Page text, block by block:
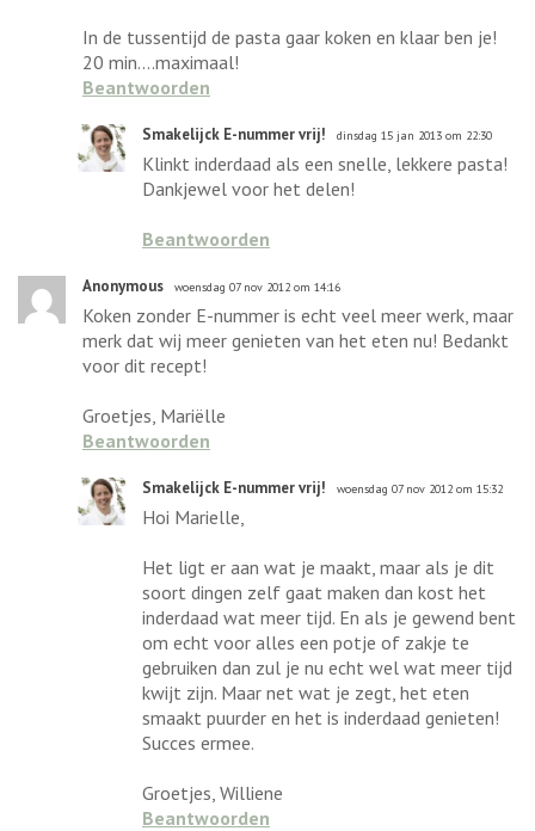
In de tussentijd de pasta gaar koken en klaar ben je!
20 min....maximaal!
Beantwoorden
Smakelijck E-nummer vrij! dinsdag 15 jan 2013 om 22:30
Klinkt inderdaad als een snelle, lekkere pasta!
Dankjewel voor het delen!
Beantwoorden
Anonymous woensdag 07 nov 2012 om 14:16
Koken zonder E-nummer is echt veel meer werk, maar
merk dat wij meer genieten van het eten nu! Bedankt
voor dit recept!
Groetjes, Mariëlle
Beantwoorden
Smakelijck E-nummer vrij! woensdag 07 nov 2012 om 15:32
Hoi Marielle,
Het ligt er aan wat je maakt, maar als je dit
soort dingen zelf gaat maken dan kost het
inderdaad wat meer tijd. En als je gewend bent
om echt voor alles een potje of zakje te
gebruiken dan zul je nu echt wel wat meer tijd
kwijt zijn. Maar net wat je zegt, het eten
smaakt puurder en het is inderdaad genieten!
Succes ermee.
Groetjes, Williene
Beantwoorden